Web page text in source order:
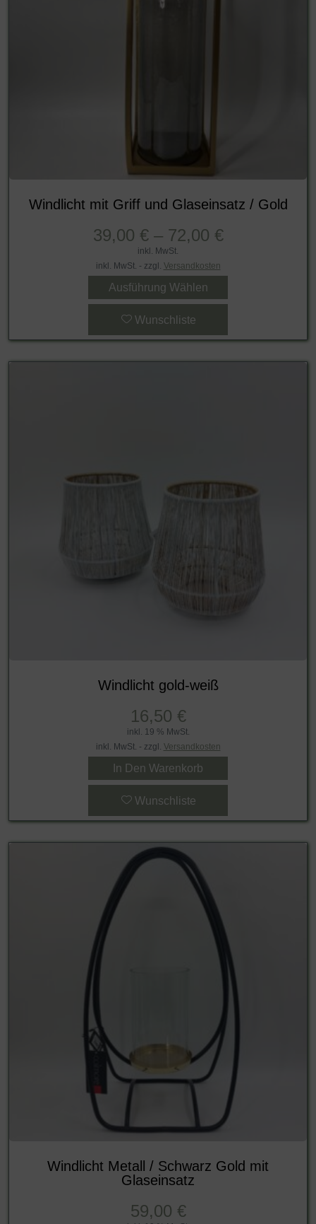
Windlicht mit Griff und Glaseinsatz / Gold
39,00 €– 72,00 €
inkl. MwSt.
inkl. MwSt. - zzgl. Versandkosten
Ausführung Wählen
Wunschliste
Windlicht gold-weiß
16,50 €
inkl. 19 % MwSt.
inkl. MwSt. - zzgl. Versandkosten
In Den Warenkorb
Wunschliste
Windlicht Metall / Schwarz Gold mit
Glaseinsatz
59,00 €